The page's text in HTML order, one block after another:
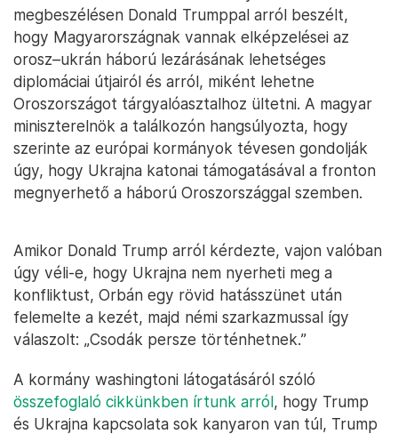
megbeszélésen Donald Trumppal arról beszélt,
hogy Magyarországnak vannak elképzelései az
orosz–ukrán háború lezárásának lehetséges
diplomáciai útjairól és arról, miként lehetne
Oroszországot tárgyalóasztalhoz ültetni. A magyar
miniszterelnök a találkozón hangsúlyozta, hogy
szerinte az európai kormányok tévesen gondolják
úgy, hogy Ukrajna katonai támogatásával a fronton
megnyerhető a háború Oroszországgal szemben.
Amikor Donald Trump arról kérdezte, vajon valóban
úgy véli-e, hogy Ukrajna nem nyerheti meg a
konfliktust, Orbán egy rövid hatásszünet után
felemelte a kezét, majd némi szarkazmussal így
válaszolt: „Csodák persze történhetnek.”
A kormány washingtoni látogatásáról szóló
összefoglaló cikkünkben írtunk arról, hogy Trump
és Ukrajna kapcsolata sok kanyaron van túl, Trump